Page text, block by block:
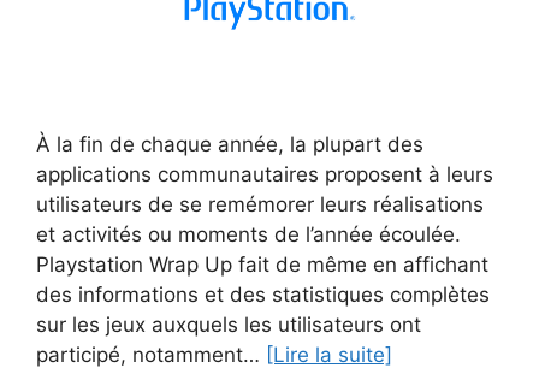
À la fin de chaque année, la plupart des
applications communautaires proposent à leurs
utilisateurs de se remémorer leurs réalisations
et activités ou moments de l’année écoulée.
Playstation Wrap Up fait de même en affichant
des informations et des statistiques complètes
sur les jeux auxquels les utilisateurs ont
participé, notamment… [Lire la suite]